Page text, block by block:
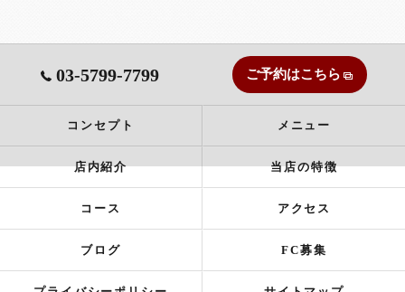
03-5799-7799 ご予約はこちら
コンセプト メニュー
店内紹介 当店の特徴
コース アクセス
ブログ FC募集